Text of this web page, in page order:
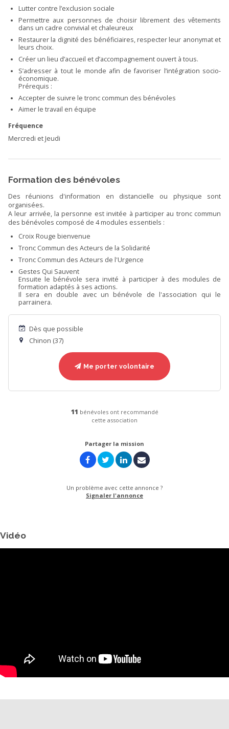
Lutter contre l’exclusion sociale
Permettre aux personnes de choisir librement des vêtements
dans un cadre convivial et chaleureux
Restaurer la dignité des bénéficiaires, respecter leur anonymat et
leurs choix.
Créer un lieu d’accueil et d’accompagnement ouvert à tous.
S’adresser à tout le monde afin de favoriser l’intégration socio-
économique.
Prérequis :
Accepter de suivre le tronc commun des bénévoles
Aimer le travail en équipe
Fréquence
Mercredi et Jeudi
Formation des bénévoles
Des réunions d'information en distancielle ou physique sont
organisées.
A leur arrivée, la personne est invitée à participer au tronc commun
des bénévoles composé de 4 modules essentiels :
Croix Rouge bienvenue
Tronc Commun des Acteurs de la Solidarité
Tronc Commun des Acteurs de l'Urgence
Gestes Qui Sauvent
Ensuite le bénévole sera invité à participer à des modules de
formation adaptés à ses actions.
Il sera en double avec un bénévole de l'association qui le
parrainera.
Dès que possible
Chinon (37)
Me porter volontaire
11 bénévoles ont recommandé
cette association
Partager la mission
Un problème avec cette annonce ?
Signaler l'annonce
Vidéo